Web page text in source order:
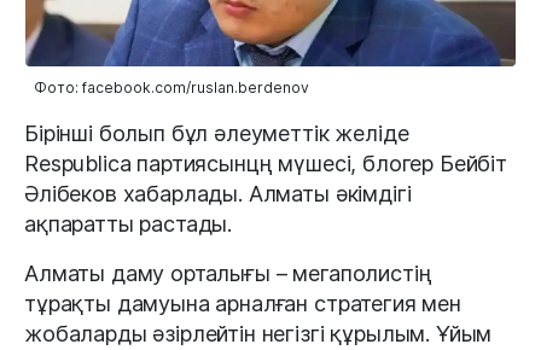
Фото: facebook.com/ruslan.berdenov
Бірінші болып бұл әлеуметтік желіде
Respublica партиясынцң мүшесі, блогер Бейбіт
Әлібеков хабарлады. Алматы әкімдігі
ақпаратты растады.
Алматы даму орталығы – мегаполистің
тұрақты дамуына арналған стратегия мен
жобаларды әзірлейтін негізгі құрылым. Ұйым